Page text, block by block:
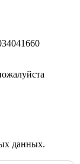
данных.